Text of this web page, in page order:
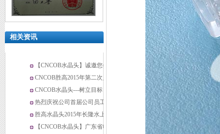
专利证书2
相关资讯
【CNCOB水晶头】诚邀您参
加2019年环球资源（Global
sources）香港电子展
CNCOB胜高2015年第二次员
工大会
CNCOB水晶头---树立目标，
勇往直前
热烈庆祝公司首届公司员工大
会圆满成功
胜高水晶头2015年长隆水上乐
园之旅
【CNCOB水晶头】广东省电